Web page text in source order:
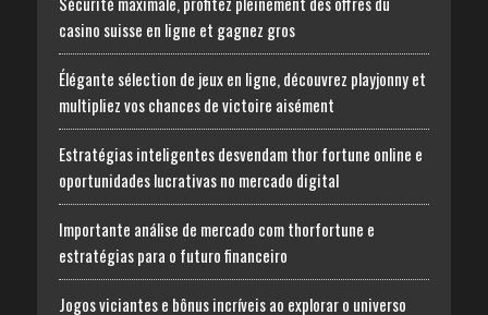
casino suisse en ligne et gagnez gros
Élégante sélection de jeux en ligne, découvrez playjonny et
multipliez vos chances de victoire aisément
Estratégias inteligentes desvendam thor fortune online e
oportunidades lucrativas no mercado digital
Importante análise de mercado com thorfortune e
estratégias para o futuro financeiro
Jogos viciantes e bônus incríveis ao explorar o universo